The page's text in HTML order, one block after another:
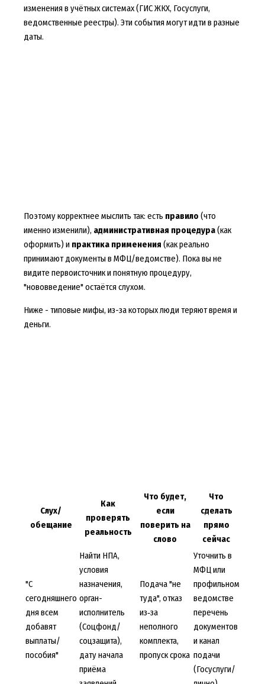
изменения в учётных системах (ГИС ЖКХ, Госуслуги,
ведомственные реестры). Эти события могут идти в разные
даты.
Поэтому корректнее мыслить так: есть правило (что
именно изменили), административная процедура(как
оформить) и практика применения (как реально
принимают документы в МФЦ/ведомстве). Пока вы не
видите первоисточник и понятную процедуру,
"нововведение" остаётся слухом.
Ниже - типовые мифы, из-за которых люди теряют время и
деньги.
Слух/
обещание
Как
проверять
реальность
Что будет,
если
поверить на
слово
Что
сделать
прямо
сейчас
"С
сегодняшнего
дня всем
добавят
выплаты/
пособия"
Найти НПА,
условия
назначения,
орган-
исполнитель
(Соцфонд/
соцзащита),
дату начала
приёма
Подача "не
туда", отказ
из‑за
неполного
комплекта,
пропуск срока
Уточнить в
МФЦ или
профильном
ведомстве
перечень
документов
и канал
подачи
(Госуслуги/